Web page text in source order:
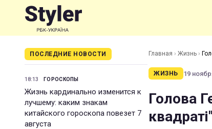
ПОСЛЕДНИЕ НОВОСТИ
18:13 ГОРОСКОПЫ
Жизнь кардинально изменится к
лучшему: каким знакам
китайского гороскопа повезет 7
августа
Главная › Жизнь ›
ЖИЗНЬ 19
Голова
квадраті"